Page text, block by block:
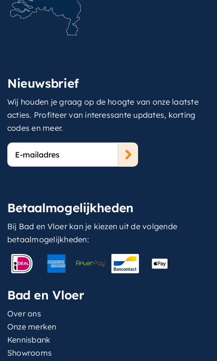
Nieuwsbrief
Wij houden je graag op de hoogte van onze laatste
acties. Profiteer van interessante updates, korting
codes en meer.
E-
mailadres
Betaalmogelijkheden
Bij Bad en Vloer kan je kiezen uit de volgende
betaalmogelijkheden:
Bad en Vloer
Over ons
Onze merken
Kennisbank
Showrooms